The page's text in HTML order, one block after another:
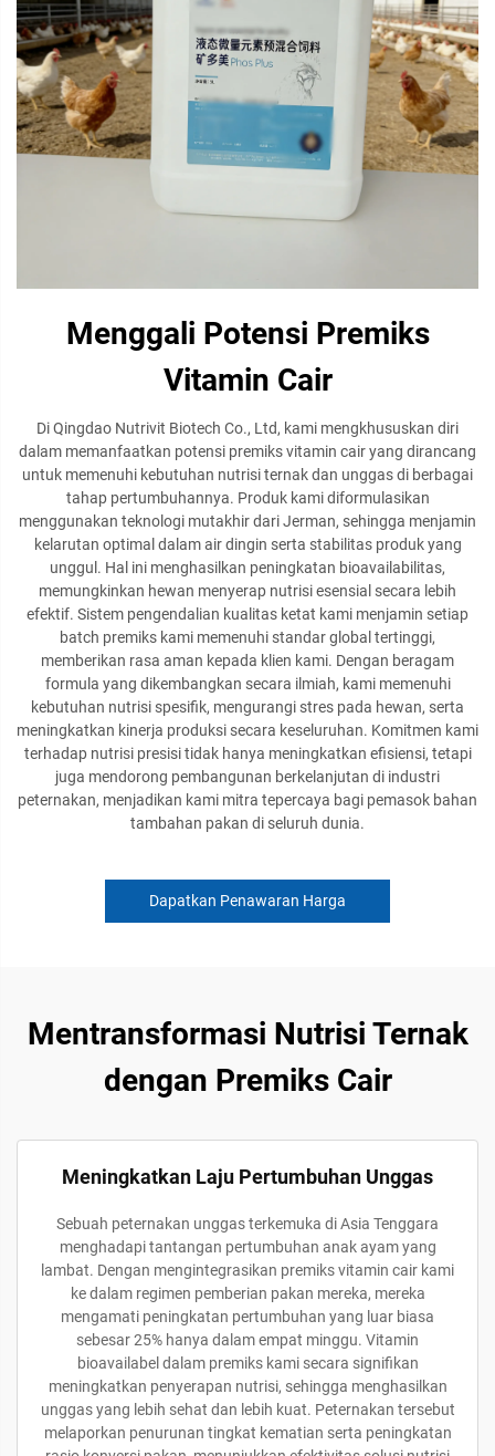
Menggali Potensi Premiks
Vitamin Cair
Di Qingdao Nutrivit Biotech Co., Ltd, kami mengkhususkan diri
dalam memanfaatkan potensi premiks vitamin cair yang dirancang
untuk memenuhi kebutuhan nutrisi ternak dan unggas di berbagai
tahap pertumbuhannya. Produk kami diformulasikan
menggunakan teknologi mutakhir dari Jerman, sehingga menjamin
kelarutan optimal dalam air dingin serta stabilitas produk yang
unggul. Hal ini menghasilkan peningkatan bioavailabilitas,
memungkinkan hewan menyerap nutrisi esensial secara lebih
efektif. Sistem pengendalian kualitas ketat kami menjamin setiap
batch premiks kami memenuhi standar global tertinggi,
memberikan rasa aman kepada klien kami. Dengan beragam
formula yang dikembangkan secara ilmiah, kami memenuhi
kebutuhan nutrisi spesifik, mengurangi stres pada hewan, serta
meningkatkan kinerja produksi secara keseluruhan. Komitmen kami
terhadap nutrisi presisi tidak hanya meningkatkan efisiensi, tetapi
juga mendorong pembangunan berkelanjutan di industri
peternakan, menjadikan kami mitra tepercaya bagi pemasok bahan
tambahan pakan di seluruh dunia.
Dapatkan Penawaran Harga
Mentransformasi Nutrisi Ternak
dengan Premiks Cair
Meningkatkan Laju Pertumbuhan Unggas
Sebuah peternakan unggas terkemuka di Asia Tenggara
menghadapi tantangan pertumbuhan anak ayam yang
lambat. Dengan mengintegrasikan premiks vitamin cair kami
ke dalam regimen pemberian pakan mereka, mereka
mengamati peningkatan pertumbuhan yang luar biasa
sebesar 25% hanya dalam empat minggu. Vitamin
bioavailabel dalam premiks kami secara signifikan
meningkatkan penyerapan nutrisi, sehingga menghasilkan
unggas yang lebih sehat dan lebih kuat. Peternakan tersebut
melaporkan penurunan tingkat kematian serta peningkatan